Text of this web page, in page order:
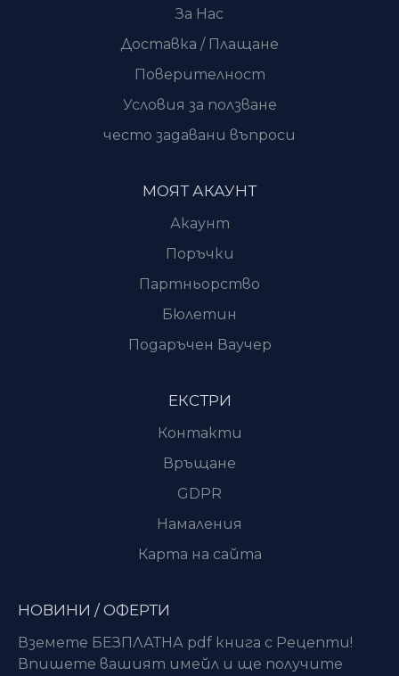
За Нас
Доставка / Плащане
Поверителност
Условия за ползване
често задавани въпроси
МОЯТ АКАУНТ
Акаунт
Поръчки
Партньорство
Бюлетин
Подаръчен Ваучер
ЕКСТРИ
Контакти
Връщане
GDPR
Намаления
Карта на сайта
НОВИНИ / ОФЕРТИ
Вземете БЕЗПЛАТНА pdf книга с Рецепти!
Впишете вашият имейл и ще получите